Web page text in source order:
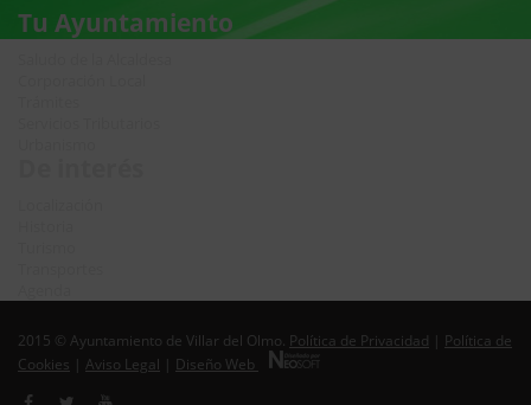
Tu Ayuntamiento
2015 © Ayuntamiento de Villar del Olmo. Política de Privacidad
Política de
Cookies
Aviso Legal Diseño Web